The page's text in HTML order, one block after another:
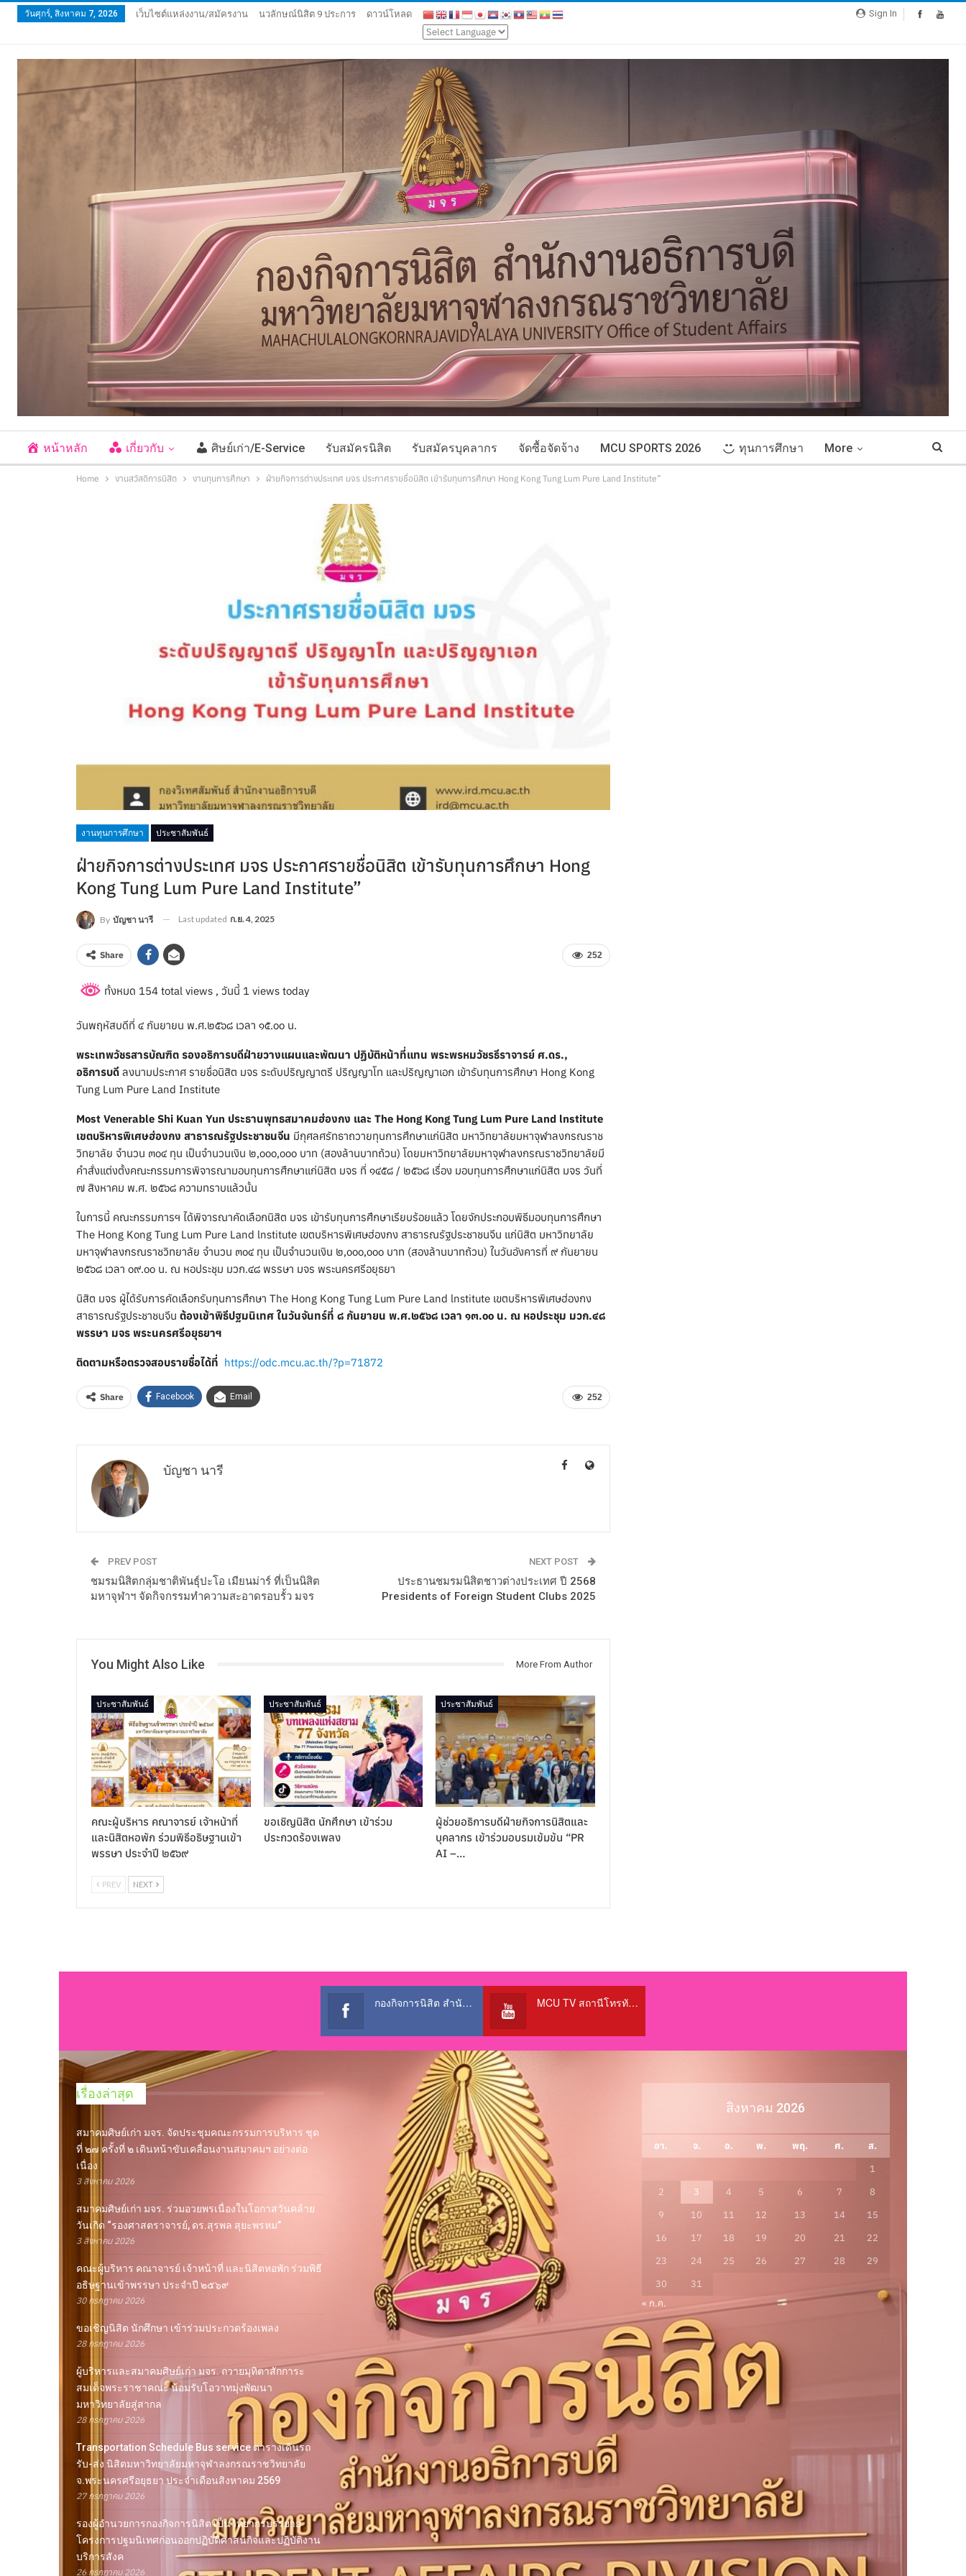
Sign In
วันศุกร์, สิงหาคม 7, 2026 เว็บไซต์แหล่งงาน/สมัครงาน นวลักษณ์นิสิต 9 ประการ ดาวน์โหลด
หน้าหลัก เกี่ยวกับ ศิษย์เก่า/E-Service รับสมัครนิสิต รับสมัครบุคลากร จัดซื้อจัดจ้าง MCU SPORTS 2026 ทุนการศึกษา More
Home งานสวัสดิการนิสิต งานทุนการศึกษา ฝ่ายกิจการต่างประเทศ มจร ประกาศรายชื่อนิสิต เข้ารับทุนการศึกษา Hong Kong Tung Lum Pure Land Institute”
งานทุนการศึกษา ประชาสัมพันธ์
ฝ่ายกิจการต่างประเทศ มจร ประกาศรายชื่อนิสิต เข้ารับทุนการศึกษา Hong
Kong Tung Lum Pure Land Institute”
By บัญชา นารี Last updated ก.ย. 4, 2025
252
Share
ทั้งหมด 154 total views , วันนี้ 1 views today
วันพฤหัสบดีที่ ๔ กันยายน พ.ศ.๒๕๖๘ เวลา ๑๕.๐๐ น.
พระเทพวัชรสารบัณฑิต รองอธิการบดีฝ่ายวางแผนและพัฒนา ปฏิบัติหน้าที่แทน พระพรหมวัชรธีราจารย์ ศ.ดร.,
อธิการบดี ลงนามประกาศ รายชื่อนิสิต มจร ระดับปริญญาตรี ปริญญาโท และปริญญาเอก เข้ารับทุนการศึกษา Hong Kong
Tung Lum Pure Land Institute
Most Venerable Shi Kuan Yun ประธานพุทธสมาคมฮ่องกง และ The Hong Kong Tung Lum Pure Land lnstitute
เขตบริหารพิเศษฮ่องกง สาธารณรัฐประชาชนจีน มีกุศลศรัทธาถวายทุนการศึกษาแก่นิสิต มหาวิทยาลัยมหาจุฬาลงกรณราช
วิทยาลัย จำนวน ๓๐๔ ทุน เป็นจำนวนเงิน ๒,๐๐๐,๐๐๐ บาท (สองล้านบาทถ้วน) โดยมหาวิทยาลัยมหาจุฬาลงกรณราชวิทยาลัยมี
คำสั่งแต่งตั้งคณะกรรมการพิจารณามอบทุนการศึกษาแก่นิสิต มจร ที่ ๑๔๕๘ / ๒๕๖๘ เรื่อง มอบทุนการศึกษาแก่นิสิต มจร วันที่
๗ สิงหาคม พ.ศ. ๒๕๖๘ ความทราบแล้วนั้น
ในการนี้ คณะกรรมการฯ ได้พิจารณาคัดเลือกนิสิต มจร เข้ารับทุนการศึกษาเรียบร้อยแล้ว โดยจักประกอบพิธีมอบทุนการศึกษา
The Hong Kong Tung Lum Pure Land lnstitute เขตบริหารพิเศษฮ่องกง สาธารณรัฐประชาชนจีน แก่นิสิต มหาวิทยาลัย
มหาจุฬาลงกรณราชวิทยาลัย จำนวน ๓๐๔ ทุน เป็นจำนวนเงิน ๒,๐๐๐,๐๐๐ บาท (สองล้านบาทถ้วน) ในวันอังคารที่ ๙ กันยายน
๒๕๖๘ เวลา ๐๙.๐๐ น. ณ หอประชุม มวก.๔๘ พรรษา มจร พระนครศรีอยุธยา
นิสิต มจร ผู้ได้รับการคัดเลือกรับทุนการศึกษา The Hong Kong Tung Lum Pure Land lnstitute เขตบริหารพิเศษฮ่องกง
สาธารณรัฐประชาชนจีน ต้องเข้าพิธีปฐมนิเทศ ในวันจันทร์ที่ ๘ กันยายน พ.ศ.๒๕๖๘ เวลา ๑๓.๐๐ น. ณ หอประชุม มวก.๔๘
พรรษา มจร พระนครศรีอยุธยาฯ
ติดตามหรือตรวจสอบรายชื่อได้ที่ https://odc.mcu.ac.th/?p=71872
252
Share Facebook Email
บัญชา นารี
PREV POST
ชมรมนิสิตกลุ่มชาติพันธ์ุปะโอ เมียนม่าร์ ที่เป็นนิสิต
มหาจุฬาฯ จัดกิจกรรมทำความสะอาดรอบรั้ว มจร
NEXT POST
ประธานชมรมนิสิตชาวต่างประเทศ ปี 2568
Presidents of Foreign Student Clubs 2025
You Might Also Like More From Author
ประชาสัมพันธ์
คณะผู้บริหาร คณาจารย์ เจ้าหน้าที่
และนิสิตหอพัก ร่วมพิธีอธิษฐานเข้า
พรรษา ประจำปี ๒๕๖๙
ประชาสัมพันธ์
ขอเชิญนิสิต นักศึกษา เข้าร่วม
ประกวดร้องเพลง
ประชาสัมพันธ์
ผู้ช่วยอธิการบดีฝ่ายกิจการนิสิตและ
บุคลากร เข้าร่วมอบรมเข้มข้น “PR
AI –…
PREV NEXT
กองกิจการนิสิต สำนักงานอธิการบดี MCU TV สถานีโทรทัศน์เพื่อการศึกษา @OfficialTBCChannel
เรื่องล่าสุด
สมาคมศิษย์เก่า มจร. จัดประชุมคณะกรรมการบริหาร ชุด
ที่ ๒๗ ครั้งที่ ๒ เดินหน้าขับเคลื่อนงานสมาคมฯ อย่างต่อ
เนื่อง
3 สิงหาคม 2026
สมาคมศิษย์เก่า มจร. ร่วมอวยพรเนื่องในโอกาสวันคล้าย
วันเกิด “รองศาสตราจารย์, ดร.สุรพล สุยะพรหม”
3 สิงหาคม 2026
คณะผู้บริหาร คณาจารย์ เจ้าหน้าที่ และนิสิตหอพัก ร่วมพิธี
อธิษฐานเข้าพรรษา ประจำปี ๒๕๖๙
30 กรกฎาคม 2026
ขอเชิญนิสิต นักศึกษา เข้าร่วมประกวดร้องเพลง
28 กรกฎาคม 2026
ผู้บริหารและสมาคมศิษย์เก่า มจร. ถวายมุทิตาสักการะ
สมเด็จพระราชาคณะ น้อมรับโอวาทมุ่งพัฒนา
มหาวิทยาลัยสู่สากล
28 กรกฎาคม 2026
Transportation Schedule Bus service ตารางเดินรถ
รับ-ส่ง นิสิตมหาวิทยาลัยมหาจุฬาลงกรณราชวิทยาลัย
จ.พระนครศรีอยุธยา ประจำเดือนสิงหาคม 2569
27 กรกฎาคม 2026
รองผู้อำนวยการกองกิจการนิสิต เป็นวิทยากรบรรยาย
โครงการปฐมนิเทศก่อนออกปฏิบัติศาสนกิจและปฏิบัติงาน
บริการสังค
26 กรกฎาคม 2026
สิงหาคม 2026
อา. จ. อ. พ. พฤ. ศ.
ส.
1
2
3 4 5 6 7
8
9
10 11 12 13 14
15
16
17 18 19 20 21
22
23
24 25 26 27 28
29
30
31
« ก.ค.